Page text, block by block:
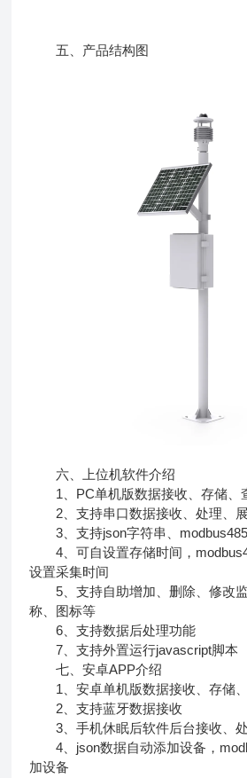
五、产品结构图
六、上位机软件介绍
1、PC单机版数据接收、存储、
2、支持串口数据接收、处理、
3、支持json字符串、
4、可自设置存储时间，
设置采集时间
5、支持自助增加、删除、修改监
称、图标等
6、支持数据后处理功能
7、支持外置运行javascript脚本
七、安卓APP介绍
1、安卓单机版数据接收、存储
2、支持蓝牙数据接收
3、手机休眠后软件后台接收、
4、json数据自动添加设备，
加设备